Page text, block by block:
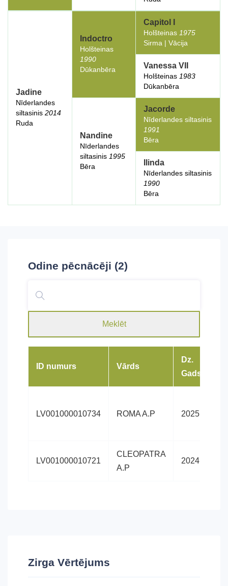
Jadine
Nīderlandes
siltasinis 2014
Ruda
Indoctro
Holšteinas
1990
Dūkanbēra
Capitol I
Holšteinas 1975
Sirma | Vācija
Vanessa VII
Holšteinas 1983
Dūkanbēra
Nandine
Nīderlandes
siltasinis 1995
Bēra
Jacorde
Nīderlandes siltasinis
1991
Bēra
Ilinda
Nīderlandes siltasinis
1990
Bēra
Odine pēcnācēji (2)
Meklēt
ID numurs Vārds
Dz.
Gads
LV001000010734 ROMA A.P 2025
LV001000010721
CLEOPATRA
A.P
2024
Zirga Vērtējums